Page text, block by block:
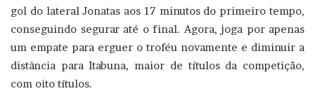
gol do lateral Jonatas aos 17 minutos do primeiro tempo,
conseguindo segurar até o final. Agora, joga por apenas
um empate para erguer o troféu novamente e diminuir a
distância para Itabuna, maior de títulos da competição,
com oito títulos.